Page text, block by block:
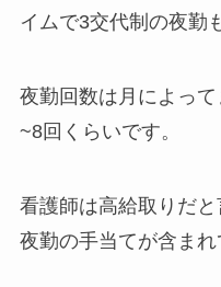
イムで3交代制の夜勤
夜勤回数は月によっ
~8回くらいです。
看護師は高給取りだ
夜勤の手当てが含まれ